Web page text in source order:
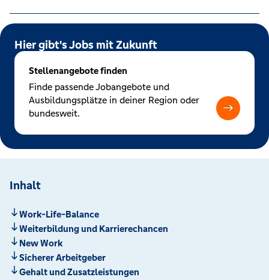
Hier gibt's Jobs mit Zukunft
Stellenangebote finden
Finde passende Jobangebote und
Ausbildungsplätze in deiner Region oder
bundesweit.
Inhalt
Work-Life-Balance
Weiterbildung und Karrierechancen
New Work
Sicherer Arbeitgeber
Gehalt und Zusatzleistungen